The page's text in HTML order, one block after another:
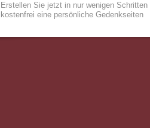
Erstellen Sie jetzt in nur wenigen Schritten
kostenfrei eine persönliche Gedenkseiten